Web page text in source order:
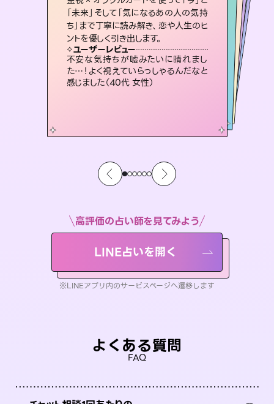
「未来」そして「気になるあの人の気持
ち」まで丁寧に読み解き、恋や人生のヒ
ントを優しく引き出します。
ユーザーレビュー
不安な気持ちが嘘みたいに晴れまし
た…！よく視えていらっしゃるんだなと
感じました（40代 女性）
い未来をサポートします。
ユーザーレビュー
とても心温まる鑑定でした。しかもこち
らは何も言っていないのに視えていらっ
しゃるんだなと驚きです（30代女性）
寧に読み解き恋愛成就へと導きます。
ユーザーレビュー
鑑定していただいてアドバイス通りに行
動すると仲が復活してきました。ありが
とうございました（40代 女性）
未来には何パターンもの選択肢があります。不安で視えにくくなっているあなたの素敵な未来を見つけ、その未来を選択できるようアドバイスします。
ユーザーレビュー
職場の人の性質や人間関係、本心など
本当によく視えていてびっくり。対策が
打てて前向きになれます（40代）
体的な対策をお伝えします。
ユーザーレビュー
複雑な背景もしっかり聞いて鑑定して
いただけました。気持ちが楽になりまし
た（50代 女性）
復縁、恋愛、不倫の行方、同性愛や片
思い、仕事関係や借金問題まで知りた
いことや心の負担になっていることを
紐解き、背中をそっと押して導きます。
ユーザーレビュー
安心感のあり、言い切ってくれる所や濁
さない鑑定のおかげで、毎回自分の気
持ちを整えられます（30代 男性）
高評価の占い師を見てみよう
LINE占いを開く
※LINEアプリ内のサービスページへ遷移します
よくある質問
FAQ